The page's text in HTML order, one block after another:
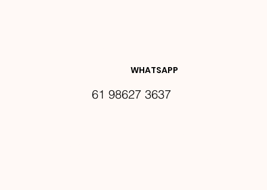
DES E
WHATSAPP
61 98627 3637